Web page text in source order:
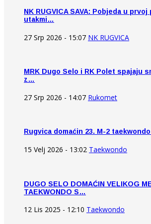
NK RUGVICA SAVA: Pobjeda u
utakmi…
27 Srp 2026 - 15:07 NK RUGVICA
MRK Dugo Selo i RK Polet spajaju
z…
27 Srp 2026 - 14:07 Rukomet
Rugvica domaćin 23. M-2
15 Velj 2026 - 13:02 Taekwondo
DUGO SELO DOMAĆIN VELIKOG
TAEKWONDO S…
12 Lis 2025 - 12:10 Taekwondo